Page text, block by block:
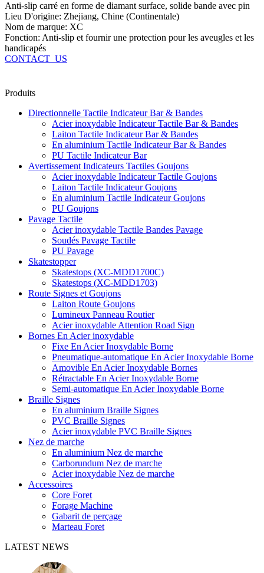
Anti-slip carré en forme de diamant surface, solide bande avec pin
Lieu D'origine: Zhejiang, Chine (Continentale)
Nom de marque: XC
Fonction: Anti-slip et fournir une protection pour les aveugles et les
handicapés
CONTACT_US
Produits
Directionnelle Tactile Indicateur Bar & Bandes
Acier inoxydable Indicateur Tactile Bar & Bandes
Laiton Tactile Indicateur Bar & Bandes
En aluminium Tactile Indicateur Bar & Bandes
PU Tactile Indicateur Bar
Avertissement Indicateurs Tactiles Goujons
Acier inoxydable Indicateur Tactile Goujons
Laiton Tactile Indicateur Goujons
En aluminium Tactile Indicateur Goujons
PU Goujons
Pavage Tactile
Acier inoxydable Tactile Bandes Pavage
Soudés Pavage Tactile
PU Pavage
Skatestopper
Skatestops (XC-MDD1700C)
Skatestops (XC-MDD1703)
Route Signes et Goujons
Laiton Route Goujons
Lumineux Panneau Routier
Acier inoxydable Attention Road Sign
Bornes En Acier inoxydable
Fixe En Acier Inoxydable Borne
Pneumatique-automatique En Acier Inoxydable Borne
Amovible En Acier Inoxydable Bornes
Rétractable En Acier Inoxydable Borne
Semi-automatique En Acier Inoxydable Borne
Braille Signes
En aluminium Braille Signes
PVC Braille Signes
Acier inoxydable PVC Braille Signes
Nez de marche
En aluminium Nez de marche
Carborundum Nez de marche
Acier inoxydable Nez de marche
Accessoires
Core Foret
Forage Machine
Gabarit de perçage
Marteau Foret
LATEST NEWS